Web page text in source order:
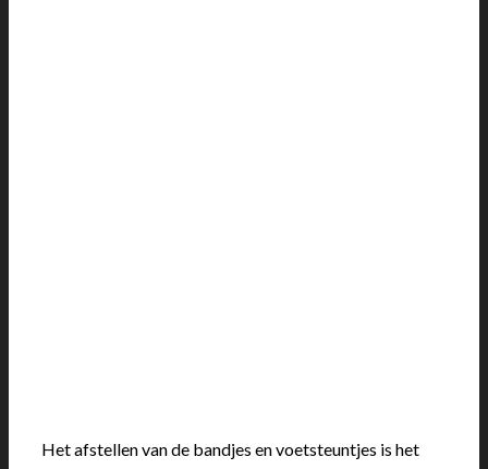
Het afstellen van de bandjes en voetsteuntjes is het